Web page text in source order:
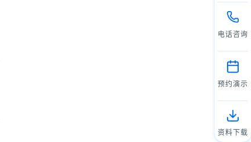
电话咨询
预约演示
资料下载